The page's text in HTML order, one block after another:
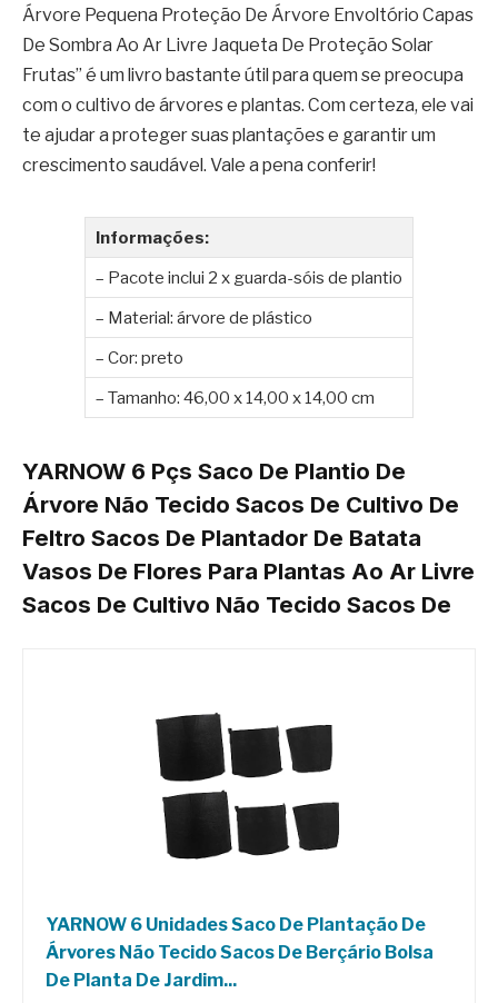
Árvore Pequena Proteção De Árvore Envoltório Capas
De Sombra Ao Ar Livre Jaqueta De Proteção Solar
Frutas” é um livro bastante útil para quem se preocupa
com o cultivo de árvores e plantas. Com certeza, ele vai
te ajudar a proteger suas plantações e garantir um
crescimento saudável. Vale a pena conferir!
Informações:
– Pacote inclui 2 x guarda-sóis de plantio
– Material: árvore de plástico
– Cor: preto
– Tamanho: 46,00 x 14,00 x 14,00 cm
YARNOW 6 Pçs Saco De Plantio De
Árvore Não Tecido Sacos De Cultivo De
Feltro Sacos De Plantador De Batata
Vasos De Flores Para Plantas Ao Ar Livre
Sacos De Cultivo Não Tecido Sacos De
YARNOW 6 Unidades Saco De Plantação De
Árvores Não Tecido Sacos De Berçário Bolsa
De Planta De Jardim...